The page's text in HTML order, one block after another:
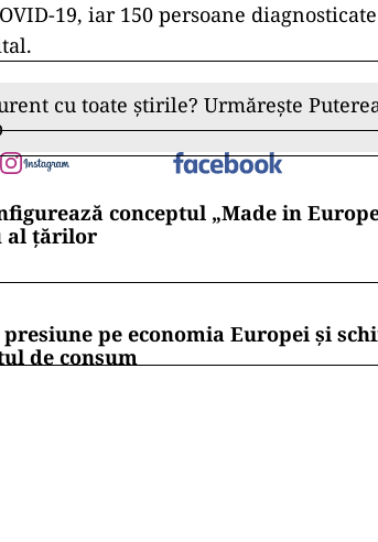
19, iar 150 persoane
cu toate știrile? Urmărește
conceptul „Made in
al țărilor
pe economia Europei și
de consum